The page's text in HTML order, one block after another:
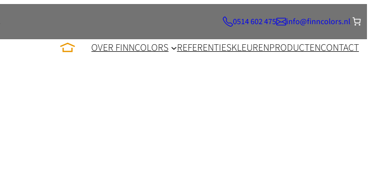
0514 602 475 info@finncolors.nl
OVER FINNCOLORS REFERENTIESKLEURENPRODUCTENCONTACT